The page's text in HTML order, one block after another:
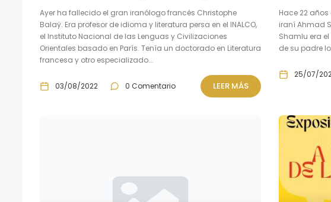
Ayer ha fallecido el gran iranólogo francés Christophe
Balaÿ. Era profesor de idioma y literatura persa en el INALCO,
el Instituto Nacional de las Lenguas y Civilizaciones
Orientales basado en París. Tenía un doctorado en Literatura
francesa y otro especializado...
03/08/2022 0 Comentario LEER MÁS
Hace 22
iraní Ahmad
Shamlu era
de su padre
25/07/